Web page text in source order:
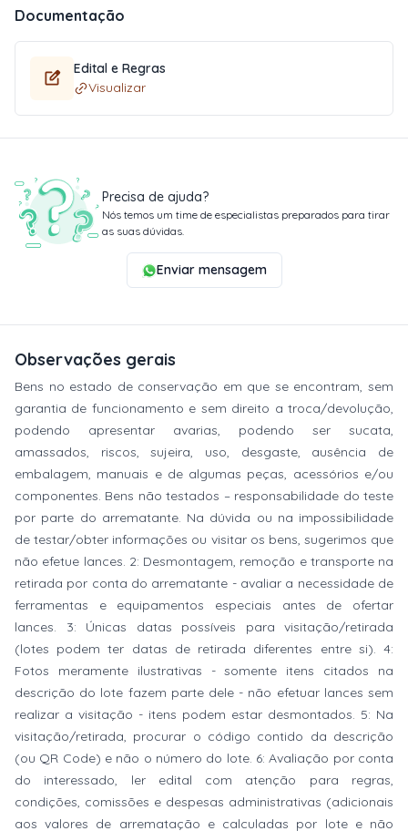
Documentação
Edital e Regras
Visualizar
Precisa de ajuda?
Nós temos um time de especialistas preparados para tirar
as suas dúvidas.
Enviar mensagem
Observações gerais
Bens no estado de conservação em que se encontram, sem
garantia de funcionamento e sem direito a troca/devolução,
podendo apresentar avarias, podendo ser sucata,
amassados, riscos, sujeira, uso, desgaste, ausência de
embalagem, manuais e de algumas peças, acessórios e/ou
componentes. Bens não testados – responsabilidade do teste
por parte do arrematante. Na dúvida ou na impossibilidade
de testar/obter informações ou visitar os bens, sugerimos que
não efetue lances. 2: Desmontagem, remoção e transporte na
retirada por conta do arrematante - avaliar a necessidade de
ferramentas e equipamentos especiais antes de ofertar
lances. 3: Únicas datas possíveis para visitação/retirada
(lotes podem ter datas de retirada diferentes entre si). 4:
Fotos meramente ilustrativas - somente itens citados na
descrição do lote fazem parte dele - não efetuar lances sem
realizar a visitação - itens podem estar desmontados. 5: Na
visitação/retirada, procurar o código contido da descrição
(ou QR Code) e não o número do lote. 6: Avaliação por conta
do interessado, ler edital com atenção para regras,
condições, comissões e despesas administrativas (adicionais
aos valores de arrematação e calculadas por lote e não